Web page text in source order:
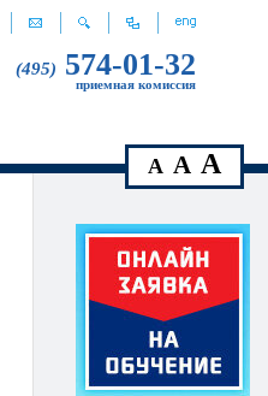
(495) 574-01-32
приемная комиссия
A A A